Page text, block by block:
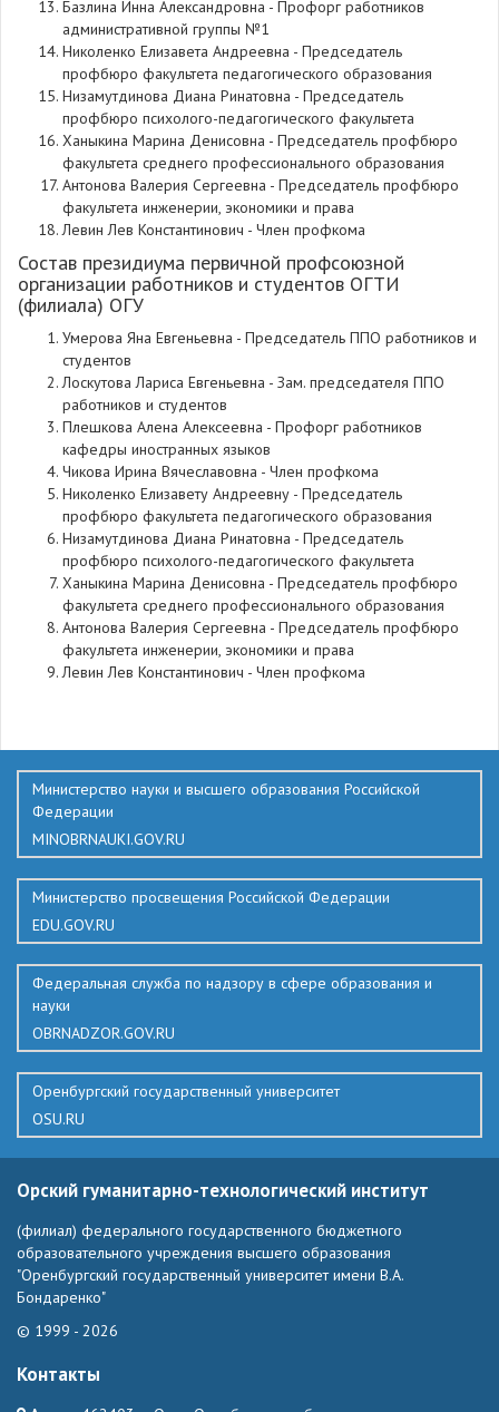
Базлина Инна Александровна - Профорг работников
административной группы №1
Николенко Елизавета Андреевна - Председатель
профбюро факультета педагогического образования
Низамутдинова Диана Ринатовна - Председатель
профбюро психолого-педагогического факультета
Ханыкина Марина Денисовна - Председатель профбюро
факультета среднего профессионального образования
Антонова Валерия Сергеевна - Председатель профбюро
факультета инженерии, экономики и права
Левин Лев Константинович - Член профкома
Состав президиума первичной профсоюзной
организации работников и студентов ОГТИ
(филиала) ОГУ
Умерова Яна Евгеньевна - Председатель ППО работников и
студентов
Лоскутова Лариса Евгеньевна - Зам. председателя ППО
работников и студентов
Плешкова Алена Алексеевна - Профорг работников
кафедры иностранных языков
Чикова Ирина Вячеславовна - Член профкома
Николенко Елизавету Андреевну - Председатель
профбюро факультета педагогического образования
Низамутдинова Диана Ринатовна - Председатель
профбюро психолого-педагогического факультета
Ханыкина Марина Денисовна - Председатель профбюро
факультета среднего профессионального образования
Антонова Валерия Сергеевна - Председатель профбюро
факультета инженерии, экономики и права
Левин Лев Константинович - Член профкома
Министерство науки и высшего образования Российской
Федерации
MINOBRNAUKI.GOV.RU
Министерство просвещения Российской Федерации
EDU.GOV.RU
Федеральная служба по надзору в сфере образования и
науки
OBRNADZOR.GOV.RU
Оренбургский государственный университет
OSU.RU
Орский гуманитарно-технологический институт
(филиал) федерального государственного бюджетного
образовательного учреждения высшего образования
"Оренбургский государственный университет имени В.А.
Бондаренко"
© 1999 - 2026
Контакты